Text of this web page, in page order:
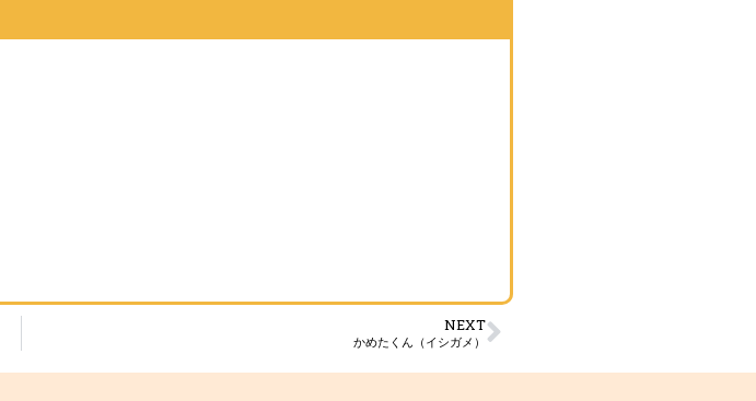
NEXT
かめたくん（イシガメ）